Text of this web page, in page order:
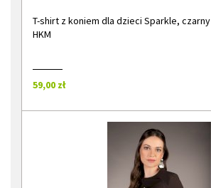
T-shirt z koniem dla dzieci Sparkle, czarny
HKM
59,00 zł